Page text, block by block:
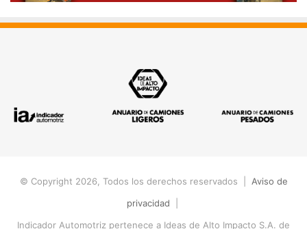
© Copyright 2026, Todos los derechos reservados | Aviso de
privacidad
Indicador Automotriz pertenece a Ideas de Alto Impacto S.A. de